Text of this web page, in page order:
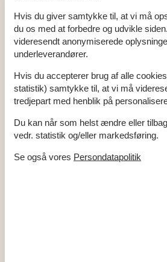
DVD-afspiller
Internetadgang
Legeredskaber
Pejs / brændeovn
Stereoanlæg
Køkken
Induktionskomfur
Kaffemaskine
Mikroovn
Opvaskemask.
Udendørs
Hvis du giver samtykke til, at vi må
du os med at forbedre og udvikle
videresendt anonymiserede
underleverandører.
Hvis du accepterer brug af alle
statistik) samtykke til, at vi må
tredjepart med henblik på
Du kan når som helst ændre eller
vedr. statistik og/eller markedsføring.
Se også vores Persondatapolitik